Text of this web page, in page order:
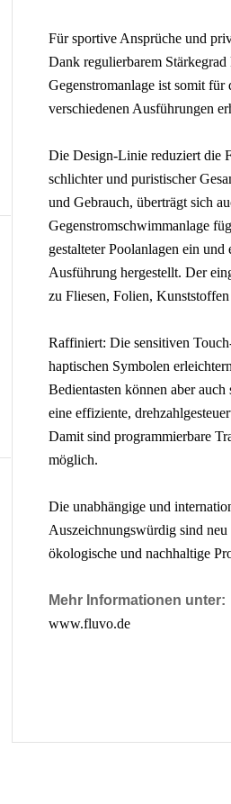
Für sportive Ansprüche und
Dank regulierbarem
Gegenstromanlage ist somit
verschiedenen Ausführungen
Die Design-Linie reduziert die
schlichter und puristischer
und Gebrauch, überträgt sich
Gegenstromschwimmanlage
gestalteter Poolanlagen ein
Ausführung hergestellt. Der
zu Fliesen, Folien,
Raffiniert: Die sensitiven
haptischen Symbolen
Bedientasten können aber
eine effiziente,
Damit sind programmierbare
möglich.
Die unabhängige und
Auszeichnungswürdig sind
ökologische und nachhaltige
Mehr Informationen unter:
www.fluvo.de